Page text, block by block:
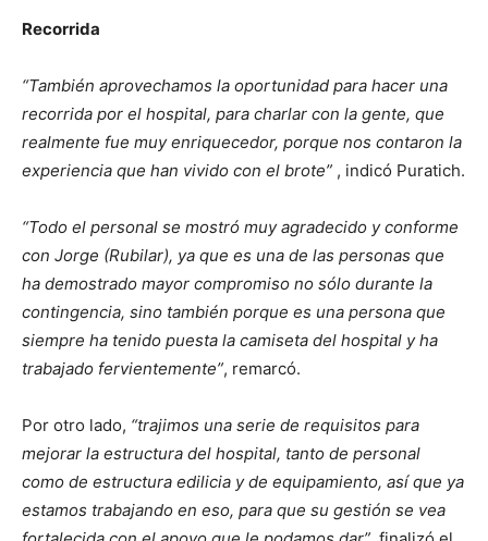
Recorrida
“También aprovechamos la oportunidad para hacer una
recorrida por el hospital, para charlar con la gente, que
realmente fue muy enriquecedor, porque nos contaron la
experiencia que han vivido con el brote” , indicó Puratich.
“Todo el personal se mostró muy agradecido y conforme
con Jorge (Rubilar), ya que es una de las personas que
ha demostrado mayor compromiso no sólo durante la
contingencia, sino también porque es una persona que
siempre ha tenido puesta la camiseta del hospital y ha
trabajado fervientemente”, remarcó.
Por otro lado, “trajimos una serie de requisitos para
mejorar la estructura del hospital, tanto de personal
como de estructura edilicia y de equipamiento, así que ya
estamos trabajando en eso, para que su gestión se vea